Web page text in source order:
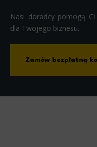
Nasi doradcy pomogą
dla Twojego biznesu.
Zamów bezpłatną